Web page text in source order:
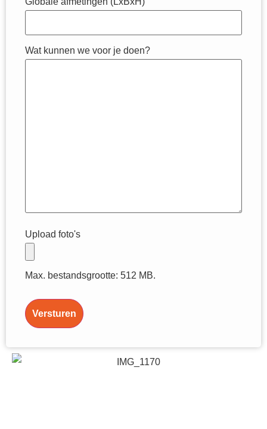
Wat kunnen we voor je doen?
Upload foto's
Max. bestandsgrootte: 512 MB.
Versturen